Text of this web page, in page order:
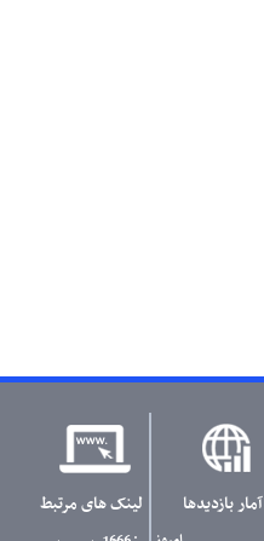
آمار بازدیدها لینک های مرتبط